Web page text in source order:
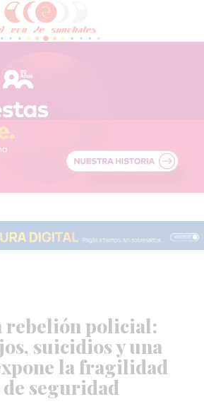
rebelión policial:
suicidios y una
la fragilidad
seguridad